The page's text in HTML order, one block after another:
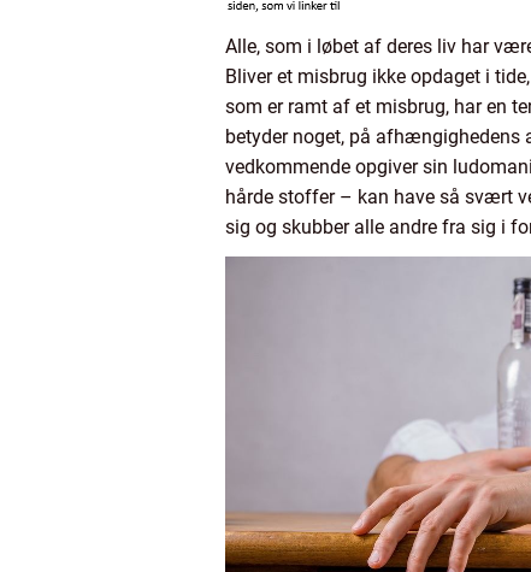
Alle, som i løbet af deres liv har
Bliver et misbrug ikke opdaget i
som er ramt af et misbrug, har en
betyder noget, på afhængighedens
vedkommende opgiver sin
hårde stoffer – kan have så svært
sig og skubber alle andre fra sig i